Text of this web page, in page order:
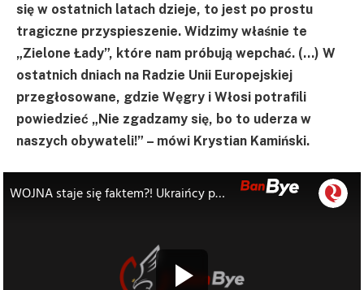
się w ostatnich latach dzieje, to jest po prostu
tragiczne przyspieszenie. Widzimy właśnie te
„Zielone Łady”, które nam próbują wepchać. (…) W
ostatnich dniach na Radzie Unii Europejskiej
przegłosowane, gdzie Węgry i Włosi potrafili
powiedzieć „Nie zgadzamy się, bo to uderza w
naszych obywateli!” – mówi Krystian Kamiński.